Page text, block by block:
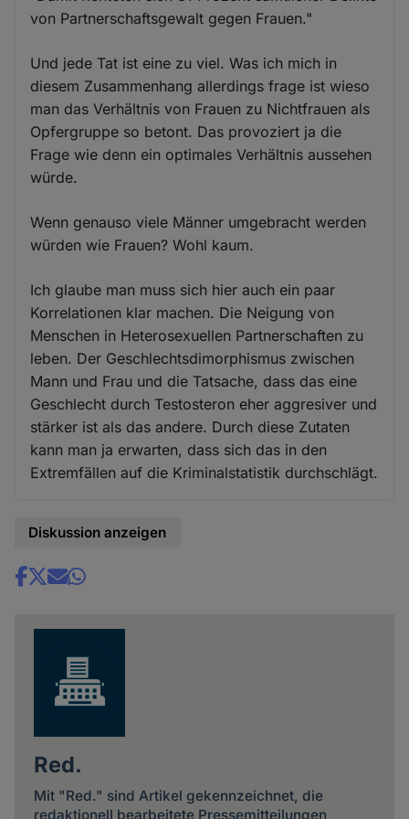
von Partnerschaftsgewalt gegen Frauen."
Und jede Tat ist eine zu viel. Was ich mich in
diesem Zusammenhang allerdings frage ist wieso
man das Verhältnis von Frauen zu Nichtfrauen als
Opfergruppe so betont. Das provoziert ja die
Frage wie denn ein optimales Verhältnis aussehen
würde.
Wenn genauso viele Männer umgebracht werden
würden wie Frauen? Wohl kaum.
Ich glaube man muss sich hier auch ein paar
Korrelationen klar machen. Die Neigung von
Menschen in Heterosexuellen Partnerschaften zu
leben. Der Geschlechtsdimorphismus zwischen
Mann und Frau und die Tatsache, dass das eine
Geschlecht durch Testosteron eher aggresiver und
stärker ist als das andere. Durch diese Zutaten
kann man ja erwarten, dass sich das in den
Extremfällen auf die Kriminalstatistik durchschlägt.
Diskussion anzeigen
Share
Red.
Mit "Red." sind Artikel gekennzeichnet, die
redaktionell bearbeitete Pressemitteilungen